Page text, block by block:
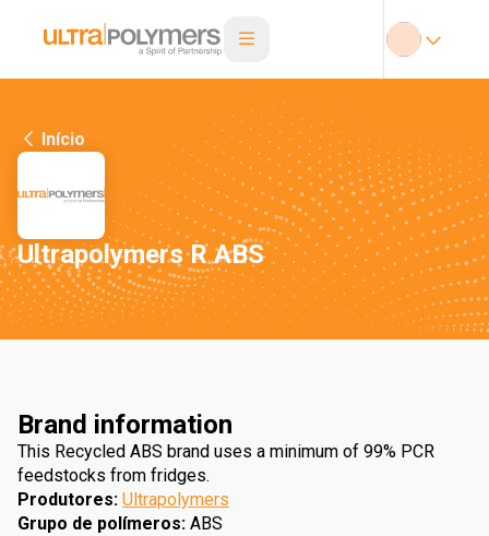
Início
Ultrapolymers R ABS
Brand information
This Recycled ABS brand uses a minimum of 99% PCR
feedstocks from fridges.
Produtores: Ultrapolymers
Grupo de polímeros: ABS